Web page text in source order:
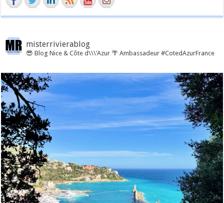
misterrivierablog
😎 Blog Nice & Côte d\\\'Azur 🌴 Ambassadeur #CotedAzurFrance